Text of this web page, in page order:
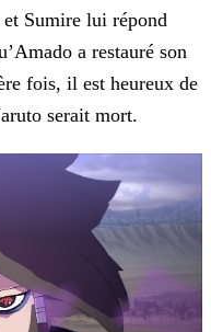
Sumire lui répond
a restauré son
fois, il est heureux de
serait mort.